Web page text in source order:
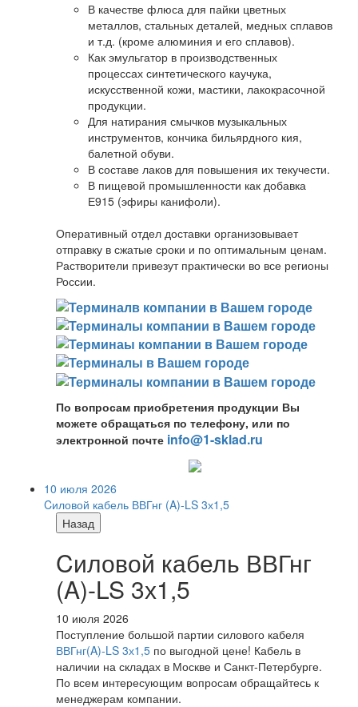
В качестве флюса для пайки цветных
металлов, стальных деталей, медных сплавов
и т.д. (кроме алюминия и его сплавов).
Как эмульгатор в производственных
процессах синтетического каучука,
искусственной кожи, мастики, лакокрасочной
продукции.
Для натирания смычков музыкальных
инструментов, кончика бильярдного кия,
балетной обуви.
В составе лаков для повышения их текучести.
В пищевой промышленности как добавка
Е915 (эфиры канифоли).
Оперативный отдел доставки организовывает
отправку в сжатые сроки и по оптимальным ценам.
Растворители привезут практически во все регионы
России.
По вопросам приобретения продукции Вы
можете обращаться по телефону, или по
электронной почте info@1-sklad.ru
10 июля 2026
Cиловой кабель ВВГнг (A)-LS 3х1,5
Назад
Cиловой кабель ВВГнг
(A)-LS 3х1,5
10 июля 2026
Поступление большой партии силового кабеля
ВВГнг(A)-LS 3х1,5 по выгодной цене! Кабель в
наличии на складах в Москве и Санкт-Петербурге.
По всем интересующим вопросам обращайтесь к
менеджерам компании.